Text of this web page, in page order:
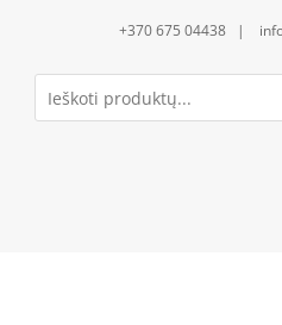
+370 675 04438 |